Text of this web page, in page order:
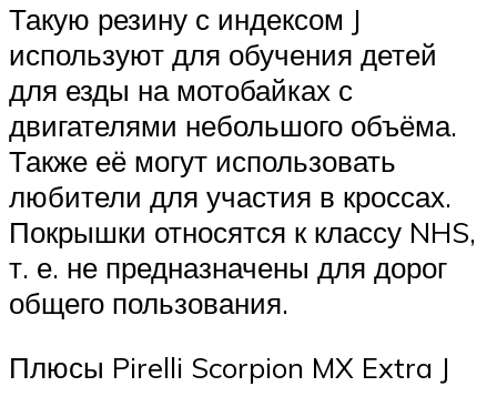
Такую резину с индексом J
используют для обучения детей
для езды на мотобайках с
двигателями небольшого объёма.
Также её могут использовать
любители для участия в кроссах.
Покрышки относятся к классу NHS,
т. е. не предназначены для дорог
общего пользования.
Плюсы Pirelli Scorpion MX Extra J